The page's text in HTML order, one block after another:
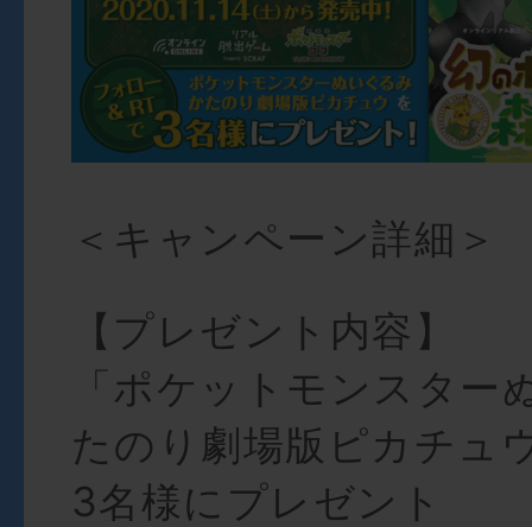
＜キャンペーン詳細＞
【プレゼント内容】
「ポケットモンスター
たのり劇場版ピカチュ
3名様にプレゼント